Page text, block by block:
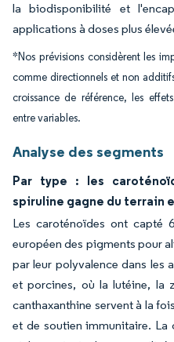
la biodisponibilité et
applications à doses plus
*Nos prévisions considèrent les
comme directionnels et non
croissance de référence, les
entre variables.
Analyse des segments
Par type : les
spiruline gagne du terrain
Les caroténoïdes ont capté
européen des pigments pour
par leur polyvalence dans les
et porcines, où la lutéine, la
canthaxanthine servent à la
et de soutien immunitaire. La